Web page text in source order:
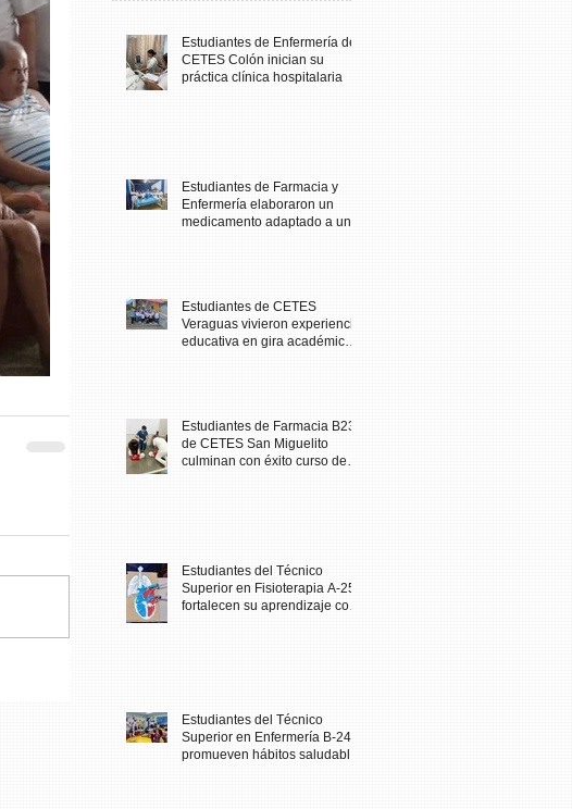
Estudiantes de Enfermería de
CETES Colón inician su
práctica clínica hospitalaria
Estudiantes de Farmacia y
Enfermería elaboraron un
medicamento adaptado a una
Estudiantes de CETES
Veraguas vivieron experiencia
educativa en gira académica
Estudiantes de Farmacia B23
de CETES San Miguelito
culminan con éxito curso de
Estudiantes del Técnico
Superior en Fisioterapia A-25
fortalecen su aprendizaje con
Estudiantes del Técnico
Superior en Enfermería B-24
promueven hábitos saludables